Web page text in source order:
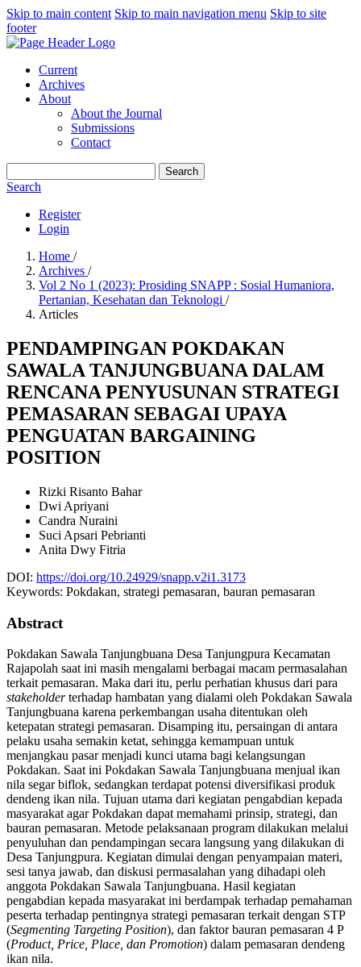
Skip to main content Skip to main navigation menu Skip to site
footer
Current
Archives
About
About the Journal
Submissions
Contact
Search
Search
Register
Login
Home /
Archives /
Vol 2 No 1 (2023): Prosiding SNAPP : Sosial Humaniora,
Pertanian, Kesehatan dan Teknologi /
Articles
PENDAMPINGAN POKDAKAN
SAWALA TANJUNGBUANA DALAM
RENCANA PENYUSUNAN STRATEGI
PEMASARAN SEBAGAI UPAYA
PENGUATAN BARGAINING
POSITION
Rizki Risanto Bahar
Dwi Apriyani
Candra Nuraini
Suci Apsari Pebrianti
Anita Dwy Fitria
DOI: https://doi.org/10.24929/snapp.v2i1.3173
Keywords: Pokdakan, strategi pemasaran, bauran pemasaran
Abstract
Pokdakan Sawala Tanjungbuana Desa Tanjungpura Kecamatan
Rajapolah saat ini masih mengalami berbagai macam permasalahan
terkait pemasaran. Maka dari itu, perlu perhatian khusus dari para
stakeholderterhadap hambatan yang dialami oleh Pokdakan Sawala
Tanjungbuana karena perkembangan usaha ditentukan oleh
ketepatan strategi pemasaran. Disamping itu, persaingan di antara
pelaku usaha semakin ketat, sehingga kemampuan untuk
menjangkau pasar menjadi kunci utama bagi kelangsungan
Pokdakan. Saat ini Pokdakan Sawala Tanjungbuana menjual ikan
nila segar biflok, sedangkan terdapat potensi diversifikasi produk
dendeng ikan nila. Tujuan utama dari kegiatan pengabdian kepada
masyarakat agar Pokdakan dapat memahami prinsip, strategi, dan
bauran pemasaran. Metode pelaksanaan program dilakukan melalui
penyuluhan dan pendampingan secara langsung yang dilakukan di
Desa Tanjungpura. Kegiatan dimulai dengan penyampaian materi,
sesi tanya jawab, dan diskusi permasalahan yang dihadapi oleh
anggota Pokdakan Sawala Tanjungbuana. Hasil kegiatan
pengabdian kepada masyarakat ini berdampak terhadap pemahaman
peserta terhadap pentingnya strategi pemasaran terkait dengan STP
(Segmenting Targeting Position), dan faktor bauran pemasaran 4 P
(Product, Price, Place, dan Promotion) dalam pemasaran dendeng
ikan nila.